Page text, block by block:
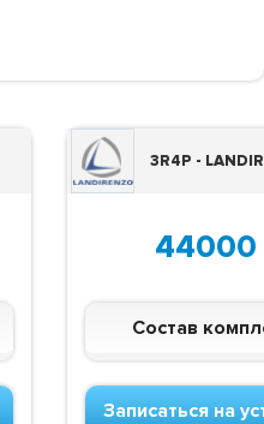
3R4P -
44000
Состав
Записаться на